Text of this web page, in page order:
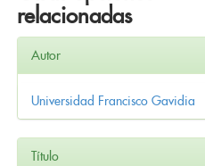
relacionadas
Autor
Universidad Francisco Gavidia
Título